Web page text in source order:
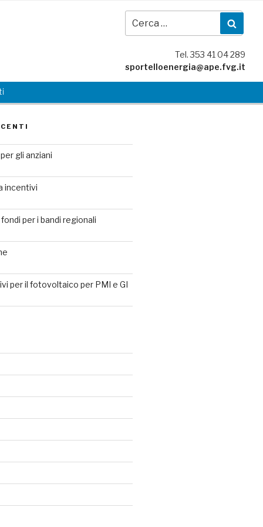
Tel. 353 41 04 289
sportelloenergia@ape.fvg.it
gli anziani
incentivi
per i bandi regionali
per il fotovoltaico per PMI e GI